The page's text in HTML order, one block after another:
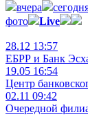
вчера
фото
Live
28.12 13:57
ЕБРР и Банк
19.05 16:54
Центр
02.11 09:42
Очередной